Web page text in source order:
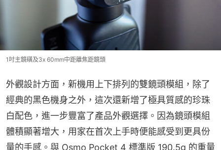
1吋主鏡磺及3x 60mm中距離焦距鏡頭
外觀設計方面，新機用上下排列的雙鏡頭模組，除了
經典的黑色機身之外，這次還新增了極具質感的珍珠
白配色，進一步豐富了產品外觀選擇。因為鏡頭模組
體積顯著增大，用家在首次上手時便能感受到更具份
量的手感。與 Osmo Pocket 4 標準版 190.5g 的重量